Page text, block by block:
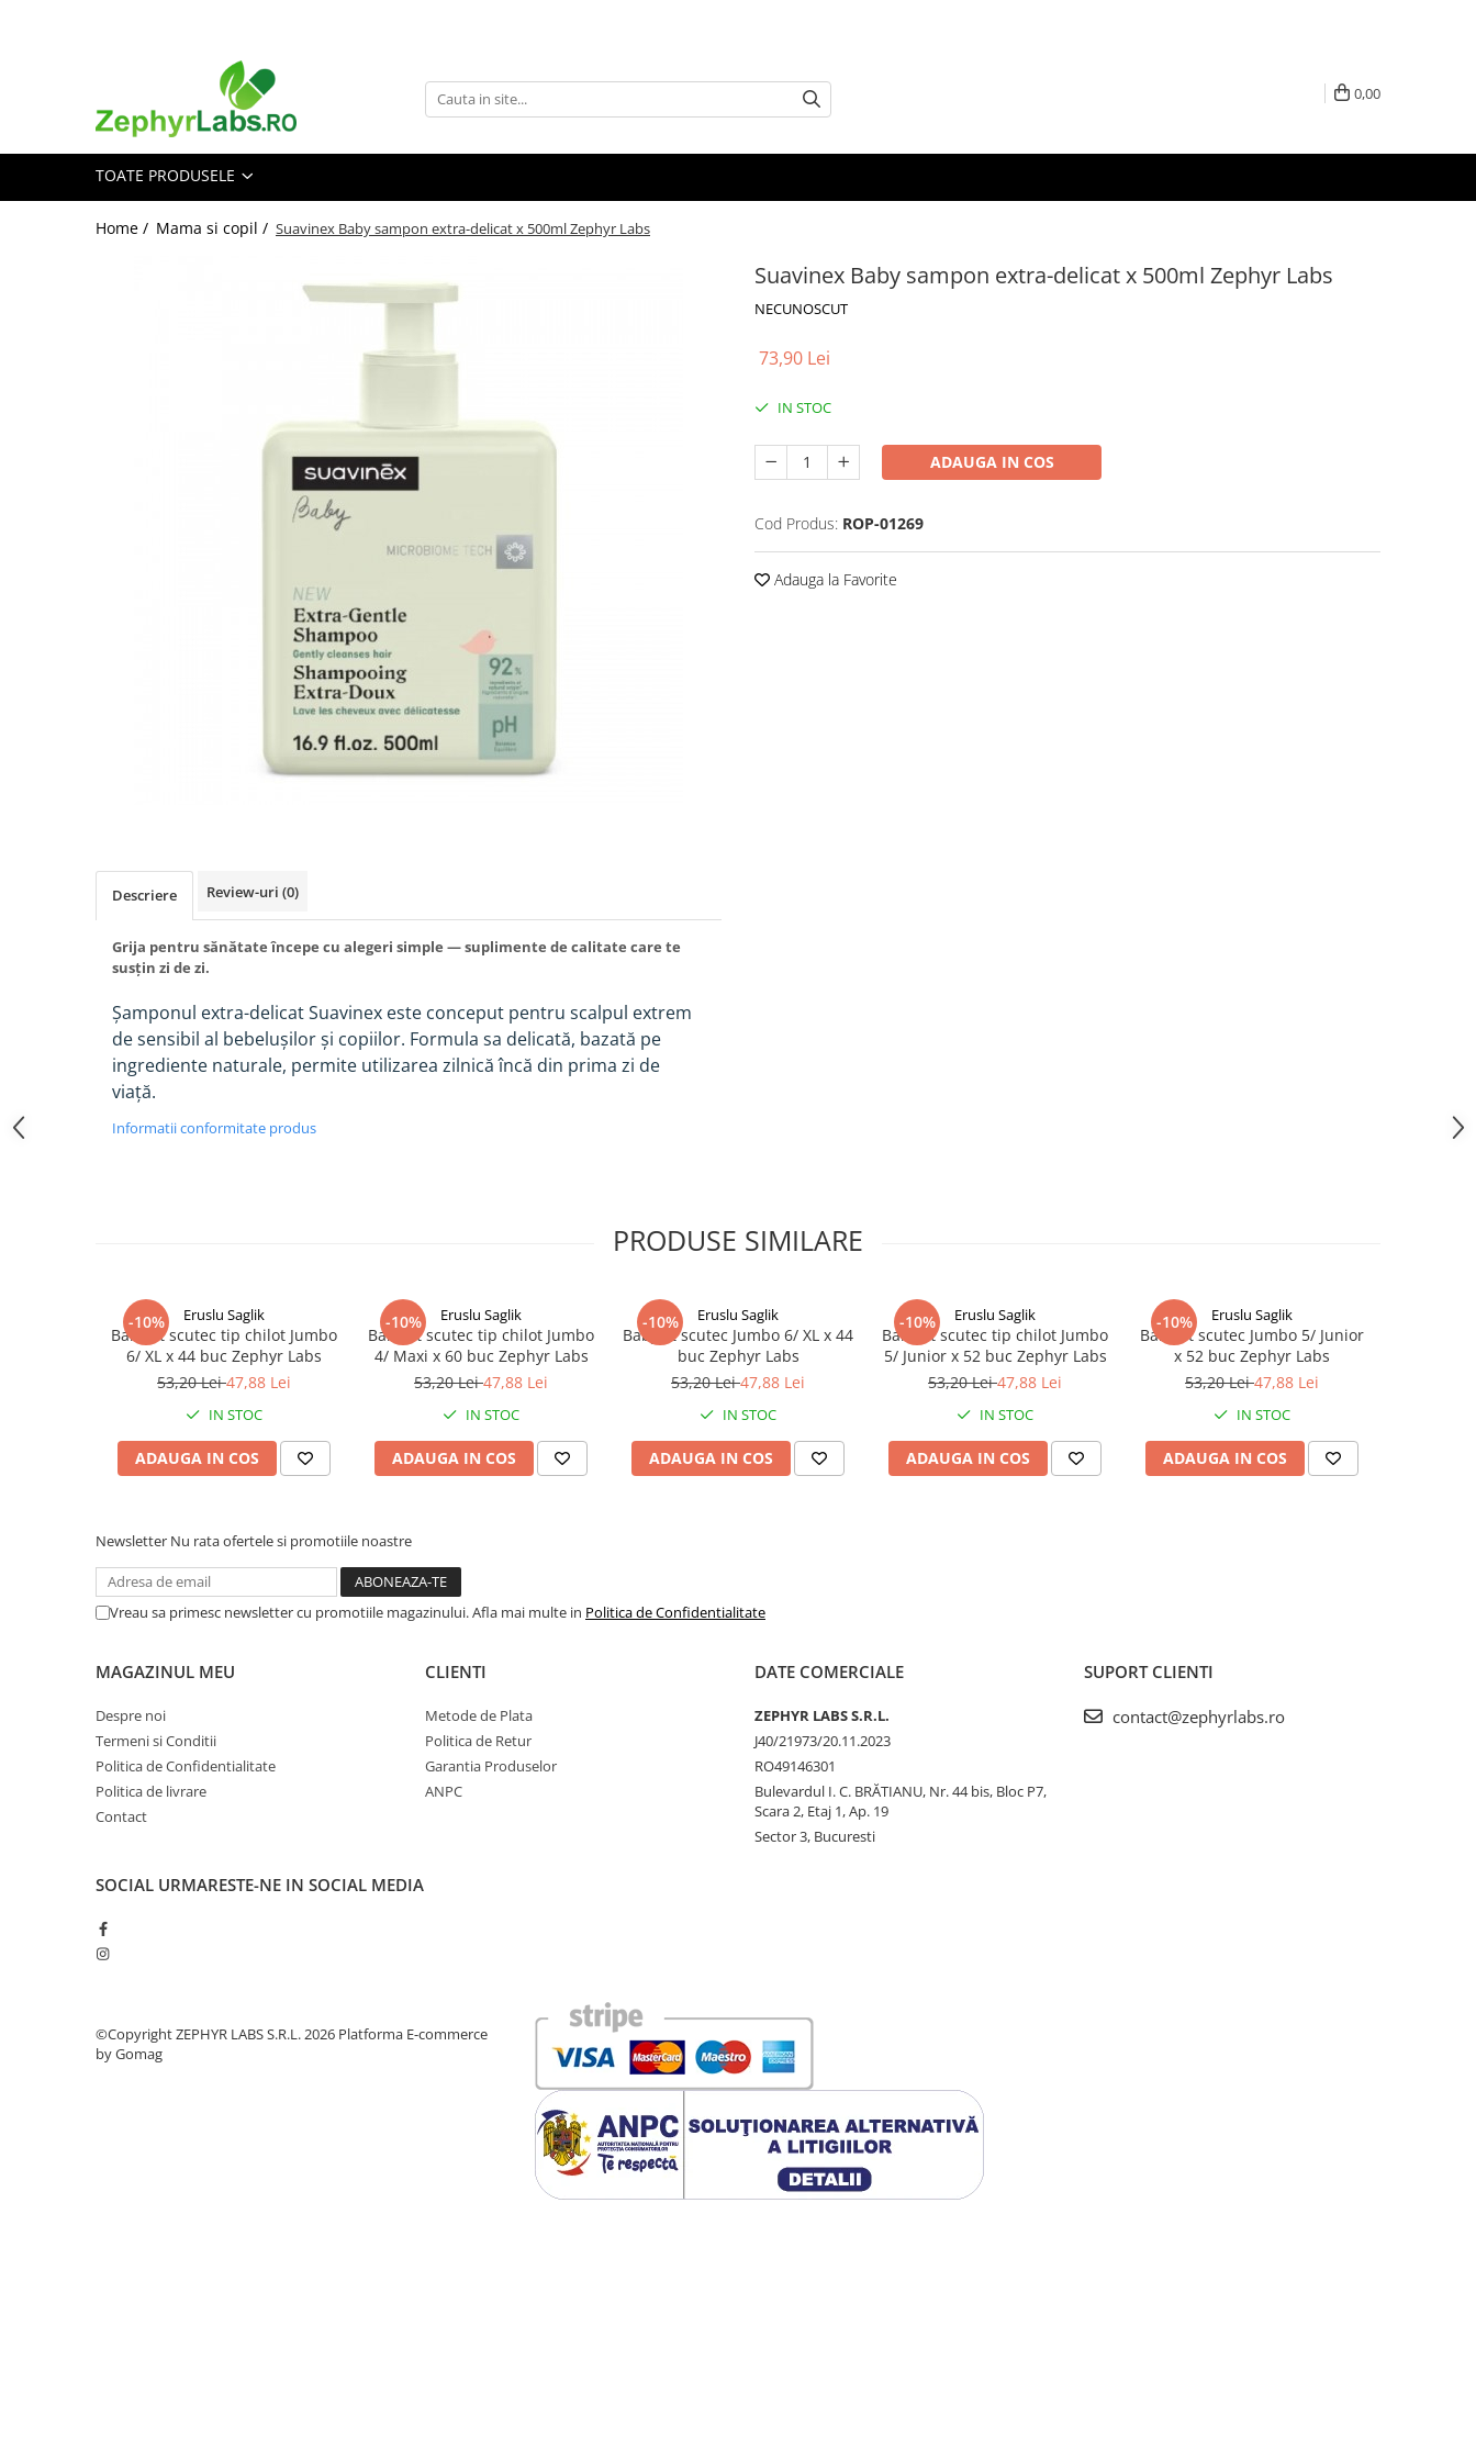
Alimentatie sanatoasa
Igiena intima
Produse anti-insecte
Protectie solara
Altele-Produse pentru ingrijire si
Produse tehnico-medicale
Aparatura medicala
Plasturi
Altele-Sanatatea cuplului
Suplimente alimentare
Vitamine si minerale
Afectiuni dermatologice
Afectiuni osteo-articulare
Afectiuni oftalmologice
Afectiuni cardio-vasculare
Suplimente pentru imunitate
Antioxidanti
Altele-Suplimente alimentare
0,00
TOATE PRODUSELE
Home / Mama si copil / Suavinex Baby sampon extra-delicat x 500ml Zephyr Labs
Suavinex Baby sampon extra-delicat x 500ml Zephyr Labs
NECUNOSCUT
73,90 Lei
IN STOC
ADAUGA IN COS
Cod Produs: ROP-01269
Adauga la Favorite
Descriere Review-uri (0)
Grija pentru sănătate începe cu alegeri simple — suplimente de calitate care te
susțin zi de zi.
Șamponul extra-delicat Suavinex este conceput pentru scalpul extrem
de sensibil al bebelușilor și copiilor. Formula sa delicată, bazată pe
ingrediente naturale, permite utilizarea zilnică încă din prima zi de
viață.
Informatii conformitate produs
PRODUSE SIMILARE
-10% Eruslu Saglik
BabyFit scutec tip chilot Jumbo
6/ XL x 44 buc Zephyr Labs
53,20 Lei47,88 Lei
IN STOC
ADAUGA IN COS
-10% Eruslu Saglik
BabyFit scutec tip chilot Jumbo
4/ Maxi x 60 buc Zephyr Labs
53,20 Lei47,88 Lei
IN STOC
ADAUGA IN COS
-10% Eruslu Saglik
BabyFit scutec Jumbo 6/ XL x 44
buc Zephyr Labs
53,20 Lei47,88 Lei
IN STOC
ADAUGA IN COS
-10% Eruslu Saglik
BabyFit scutec tip chilot Jumbo
5/ Junior x 52 buc Zephyr Labs
53,20 Lei47,88 Lei
IN STOC
ADAUGA IN COS
-10% Eruslu Saglik
BabyFit scutec Jumbo 5/ Junior
x 52 buc Zephyr Labs
53,20 Lei47,88 Lei
IN STOC
ADAUGA IN COS
Newsletter Nu rata ofertele si promotiile noastre
Vreau sa primesc newsletter cu promotiile magazinului. Afla mai multe in Politica de Confidentialitate
MAGAZINUL MEU
Despre noi
Termeni si Conditii
Politica de Confidentialitate
Politica de livrare
Contact
CLIENTI
Metode de Plata
Politica de Retur
Garantia Produselor
ANPC
DATE COMERCIALE
ZEPHYR LABS S.R.L.
J40/21973/20.11.2023
RO49146301
Bulevardul I. C. BRĂTIANU, Nr. 44 bis, Bloc P7,
Scara 2, Etaj 1, Ap. 19
Sector 3, Bucuresti
SUPORT CLIENTI
contact@zephyrlabs.ro
SOCIAL URMARESTE-NE IN SOCIAL MEDIA
©Copyright ZEPHYR LABS S.R.L. 2026 Platforma E-commerce
by Gomag